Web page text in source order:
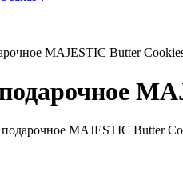
MAJESTIC Butter